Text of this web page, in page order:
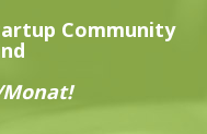
Community